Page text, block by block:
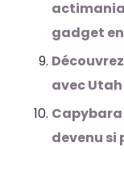
gadget
avec
devenu si